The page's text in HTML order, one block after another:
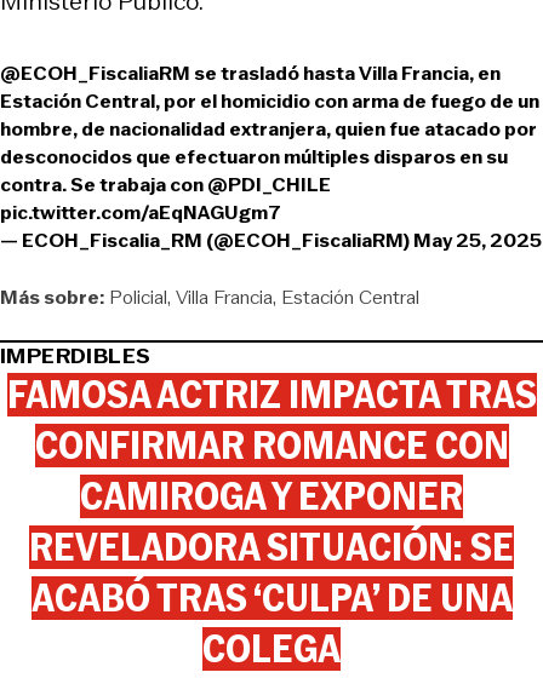
@ECOH_FiscaliaRM ⁩ se trasladó hasta Villa Francia, en
Estación Central, por el homicidio con arma de fuego de un
hombre, de nacionalidad extranjera, quien fue atacado por
desconocidos que efectuaron múltiples disparos en su
contra. Se trabaja con ⁦@PDI_CHILE
pic.twitter.com/aEqNAGUgm7
— ECOH_Fiscalia_RM (@ECOH_FiscaliaRM)May 25, 2025
Más sobre: Policial Villa Francia Estación Central
IMPERDIBLES
FAMOSA ACTRIZ IMPACTA TRAS
CONFIRMAR ROMANCE CON
CAMIROGA Y EXPONER
REVELADORA SITUACIÓN: SE
ACABÓ TRAS ‘CULPA’ DE UNA
COLEGA